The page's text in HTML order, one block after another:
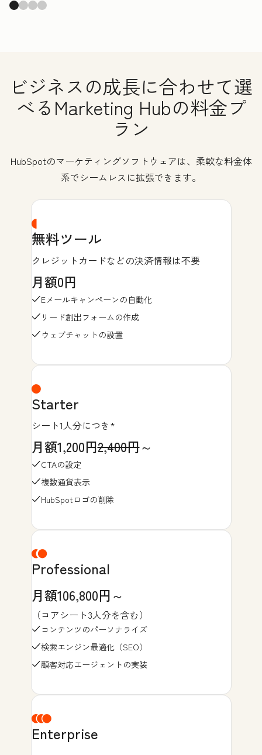
ビジネスの成長に合わせて選
べるMarketing Hubの料金プ
ラン
HubSpotのマーケティングソフトウェアは、柔軟な料金体
系でシームレスに拡張できます。
無料ツール
クレジットカードなどの決済情報は不要
月額0円
Eメールキャンペーンの自動化
リード創出フォームの作成
ウェブチャットの設置
Starter
シート1人分につき*
月額1,200円2,400円～
CTAの設定
複数通貨表示
HubSpotロゴの削除
Professional
月額106,800円～
（コアシート3人分を含む）
コンテンツのパーソナライズ
検索エンジン最適化（SEO）
顧客対応エージェントの実装
Enterprise